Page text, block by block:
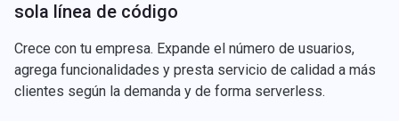
sola línea de código
Crece con tu empresa. Expande el número de usuarios,
agrega funcionalidades y presta servicio de calidad a más
clientes según la demanda y de forma serverless.